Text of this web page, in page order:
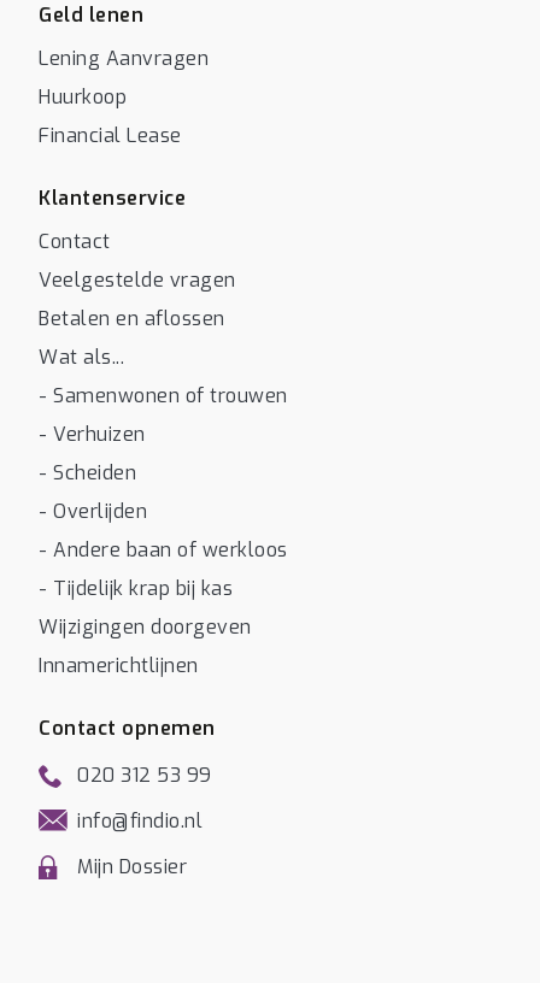
Geld lenen
Lening Aanvragen
Huurkoop
Financial Lease
Klantenservice
Contact
Veelgestelde vragen
Betalen en aflossen
Wat als...
- Samenwonen of trouwen
- Verhuizen
- Scheiden
- Overlijden
- Andere baan of werkloos
- Tijdelijk krap bij kas
Wijzigingen doorgeven
Innamerichtlijnen
Contact opnemen
020 312 53 99
info@findio.nl
Mijn Dossier